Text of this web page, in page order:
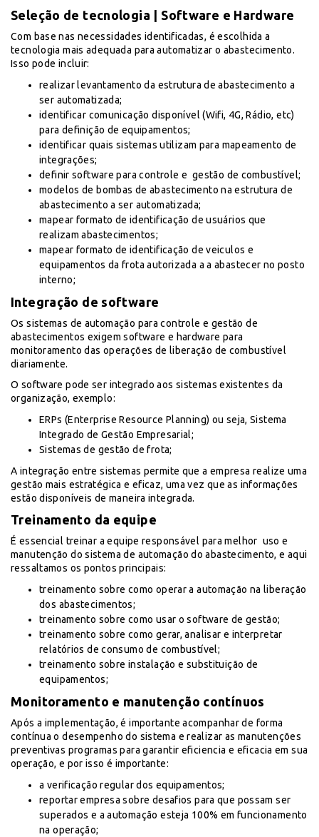
Seleção de tecnologia | Software e Hardware
Com base nas necessidades identificadas, é escolhida a
tecnologia mais adequada para automatizar o abastecimento.
Isso pode incluir:
realizar levantamento da estrutura de abastecimento a
ser automatizada;
identificar comunicação disponível (Wifi, 4G, Rádio, etc)
para definição de equipamentos;
identificar quais sistemas utilizam para mapeamento de
integrações;
definir software para controle e gestão de combustível;
modelos de bombas de abastecimento na estrutura de
abastecimento a ser automatizada;
mapear formato de identificação de usuários que
realizam abastecimentos;
mapear formato de identificação de veiculos e
equipamentos da frota autorizada a a abastecer no posto
interno;
Integração de software
Os sistemas de automação para controle e gestão de
abastecimentos exigem software e hardware para
monitoramento das operações de liberação de combustível
diariamente.
O software pode ser integrado aos sistemas existentes da
organização, exemplo:
ERPs (Enterprise Resource Planning) ou seja, Sistema
Integrado de Gestão Empresarial;
Sistemas de gestão de frota;
A integração entre sistemas permite que a empresa realize uma
gestão mais estratégica e eficaz, uma vez que as informações
estão disponíveis de maneira integrada.
Treinamento da equipe
É essencial treinar a equipe responsável para melhor uso e
manutenção do sistema de automação do abastecimento, e aqui
ressaltamos os pontos principais:
treinamento sobre como operar a automação na liberação
dos abastecimentos;
treinamento sobre como usar o software de gestão;
treinamento sobre como gerar, analisar e interpretar
relatórios de consumo de combustível;
treinamento sobre instalação e substituição de
equipamentos;
Monitoramento e manutenção contínuos
Após a implementação, é importante acompanhar de forma
contínua o desempenho do sistema e realizar as manutenções
preventivas programas para garantir eficiencia e eficacia em sua
operação, e por isso é importante:
a verificação regular dos equipamentos;
reportar empresa sobre desafios para que possam ser
superados e a automação esteja 100% em funcionamento
na operação;